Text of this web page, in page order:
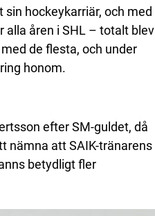
hockeykarriär, och med
alla åren i SHL – totalt blev
de flesta, och under
honom.
efter SM-guldet, då
nämna att SAIK-tränarens
betydligt fler